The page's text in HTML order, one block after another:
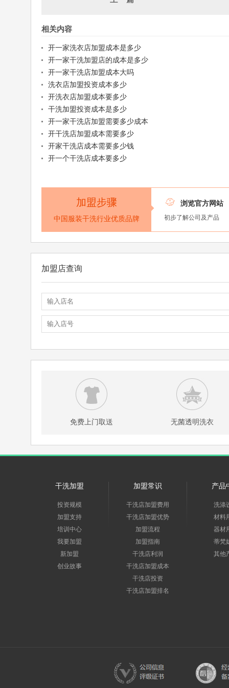
相关内容
开一家洗衣店加盟成本是多少
开一家干洗加盟店的成本是多少
开一家干洗店加盟成本大吗
洗衣店加盟投资成本多少
开洗衣店加盟成本要多少
干洗加盟投资成本是多少
开一家干洗店加盟需要多少成本
开干洗店加盟成本需要多少
开家干洗店成本需要多少钱
开一个干洗店成本要多少
加盟步骤
中国服装干洗行业优质品牌
 浏览官方网站
初步了解公司及产品
加盟店查询
免费上门取送 无菌透明洗衣
干洗加盟
投资规模
加盟支持
培训中心
我要加盟
新加盟
创业故事
加盟常识
干洗店加盟费用
干洗店加盟优势
加盟流程
加盟指南
干洗店利润
干洗店加盟成本
干洗店投资
干洗店加盟排名
产品
洗涤
材料
器材
蒂梵
其他